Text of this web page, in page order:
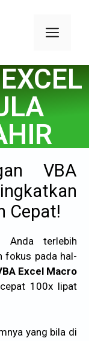
VBA
Cepat!
Anda terlebih
fokus pada hal-
Excel Macro
100x lipat
yang bila di